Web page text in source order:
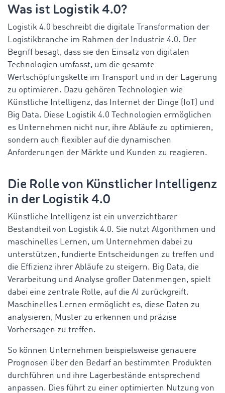
Was ist Logistik 4.0?
Logistik 4.0 beschreibt die digitale Transformation der
Logistikbranche im Rahmen der Industrie 4.0. Der
Begriff besagt, dass sie den Einsatz von digitalen
Technologien umfasst, um die gesamte
Wertschöpfungskette im Transport und in der Lagerung
zu optimieren. Dazu gehören Technologien wie
Künstliche Intelligenz, das Internet der Dinge (IoT) und
Big Data. Diese Logistik 4.0 Technologien ermöglichen
es Unternehmen nicht nur, ihre Abläufe zu optimieren,
sondern auch flexibler auf die dynamischen
Anforderungen der Märkte und Kunden zu reagieren.
Die Rolle von Künstlicher Intelligenz
in der Logistik 4.0
Künstliche Intelligenz ist ein unverzichtbarer
Bestandteil von Logistik 4.0. Sie nutzt Algorithmen und
maschinelles Lernen, um Unternehmen dabei zu
unterstützen, fundierte Entscheidungen zu treffen und
die Effizienz ihrer Abläufe zu steigern. Big Data, die
Verarbeitung und Analyse großer Datenmengen, spielt
dabei eine zentrale Rolle, auf die AI zurückgreift.
Maschinelles Lernen ermöglicht es, diese Daten zu
analysieren, Muster zu erkennen und präzise
Vorhersagen zu treffen.
So können Unternehmen beispielsweise genauere
Prognosen über den Bedarf an bestimmten Produkten
durchführen und ihre Lagerbestände entsprechend
anpassen. Dies führt zu einer optimierten Nutzung von